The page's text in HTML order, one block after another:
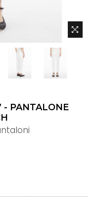
- PANTALONE